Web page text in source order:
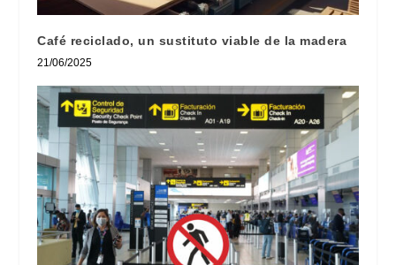
Café reciclado, un sustituto viable de la madera
21/06/2025